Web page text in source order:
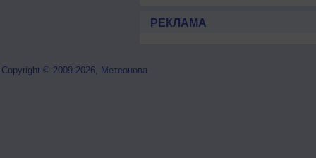
РЕКЛАМА
Copyright © 2009-2026, Метеонова